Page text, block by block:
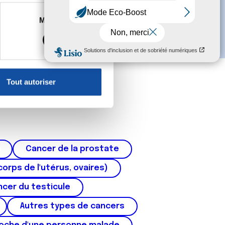
à plusieurs mètres près
reportez-vous à lasection «
sur les cookies.
informations que
Marketing
Tout autoriser
Cancer de la prostate
de l'utérus, ovaires)
du testicule
Autres types de cancers